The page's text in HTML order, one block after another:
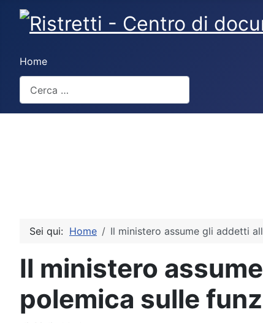
Home
Sei qui: Home Il ministero assume gli addetti
Il ministero
polemica sulle